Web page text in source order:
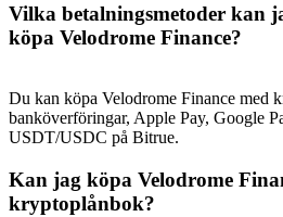
Vilka betalningsmetoder kan
köpa Velodrome Finance?
Du kan köpa Velodrome Finance med
banköverföringar, Apple Pay, Google
USDT/USDC på Bitrue.
Kan jag köpa Velodrome
kryptoplånbok?